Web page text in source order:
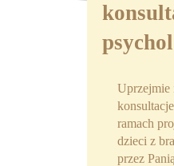
Partnerzy
Współpraca
Sponsorzy
Kontakt
Rekrutacja
Uprzejmie
ramach
dzieci z
przez